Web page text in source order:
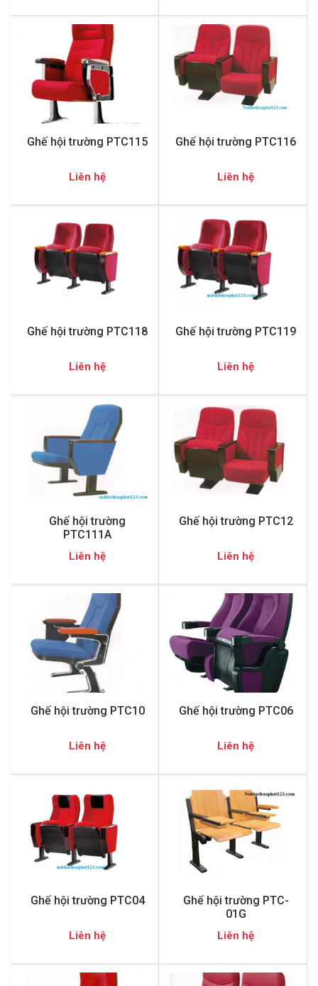
Ghế hội trường PTC115
Liên hệ
Ghế hội trường PTC116
Liên hệ
Ghế hội trường PTC118
Liên hệ
Ghế hội trường PTC119
Liên hệ
Ghế hội trường
PTC111A
Liên hệ
Ghế hội trường PTC12
Liên hệ
Ghế hội trường PTC10
Liên hệ
Ghế hội trường PTC06
Liên hệ
Ghế hội trường PTC04
Liên hệ
Ghế hội trường PTC-
01G
Liên hệ